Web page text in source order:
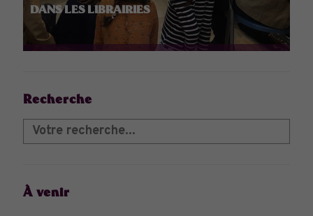
DANS LES LIBRAIRIES
Recherche
À venir